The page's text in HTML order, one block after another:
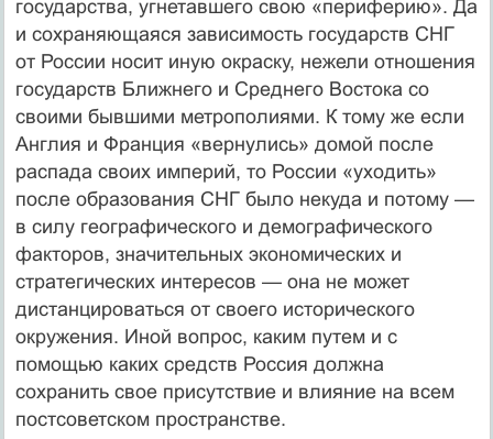
государства, угнетавшего свою «периферию». Да
и сохраняющаяся зависимость государств СНГ
от России носит иную окраску, нежели отношения
государств Ближнего и Среднего Востока со
своими бывшими метрополиями. К тому же если
Англия и Франция «вернулись» домой после
распада своих империй, то России «уходить»
после образования СНГ было некуда и потому —
в силу географического и демографического
факторов, значительных экономических и
стратегических интересов — она не может
дистанцироваться от своего исторического
окружения. Иной вопрос, каким путем и с
помощью каких средств Россия должна
сохранить свое присутствие и влияние на всем
постсоветском пространстве.